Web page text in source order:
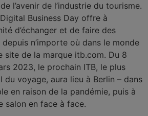
l’avenir de l’industrie du tourisme.
Business Day offre à
d’échanger et de faire des
n’importe où dans le monde
site de la marque itb.com. Du 8
2023, le prochain ITB, le plus
du voyage, aura lieu à Berlin – dans
en raison de la pandémie, puis à
salon en face à face.